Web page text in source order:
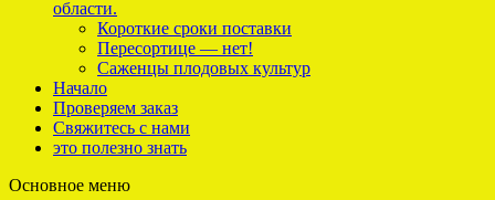
области.
Короткие сроки поставки
Пересортице — нет!
Саженцы плодовых культур
Начало
Проверяем заказ
Свяжитесь с нами
это полезно знать
Основное меню